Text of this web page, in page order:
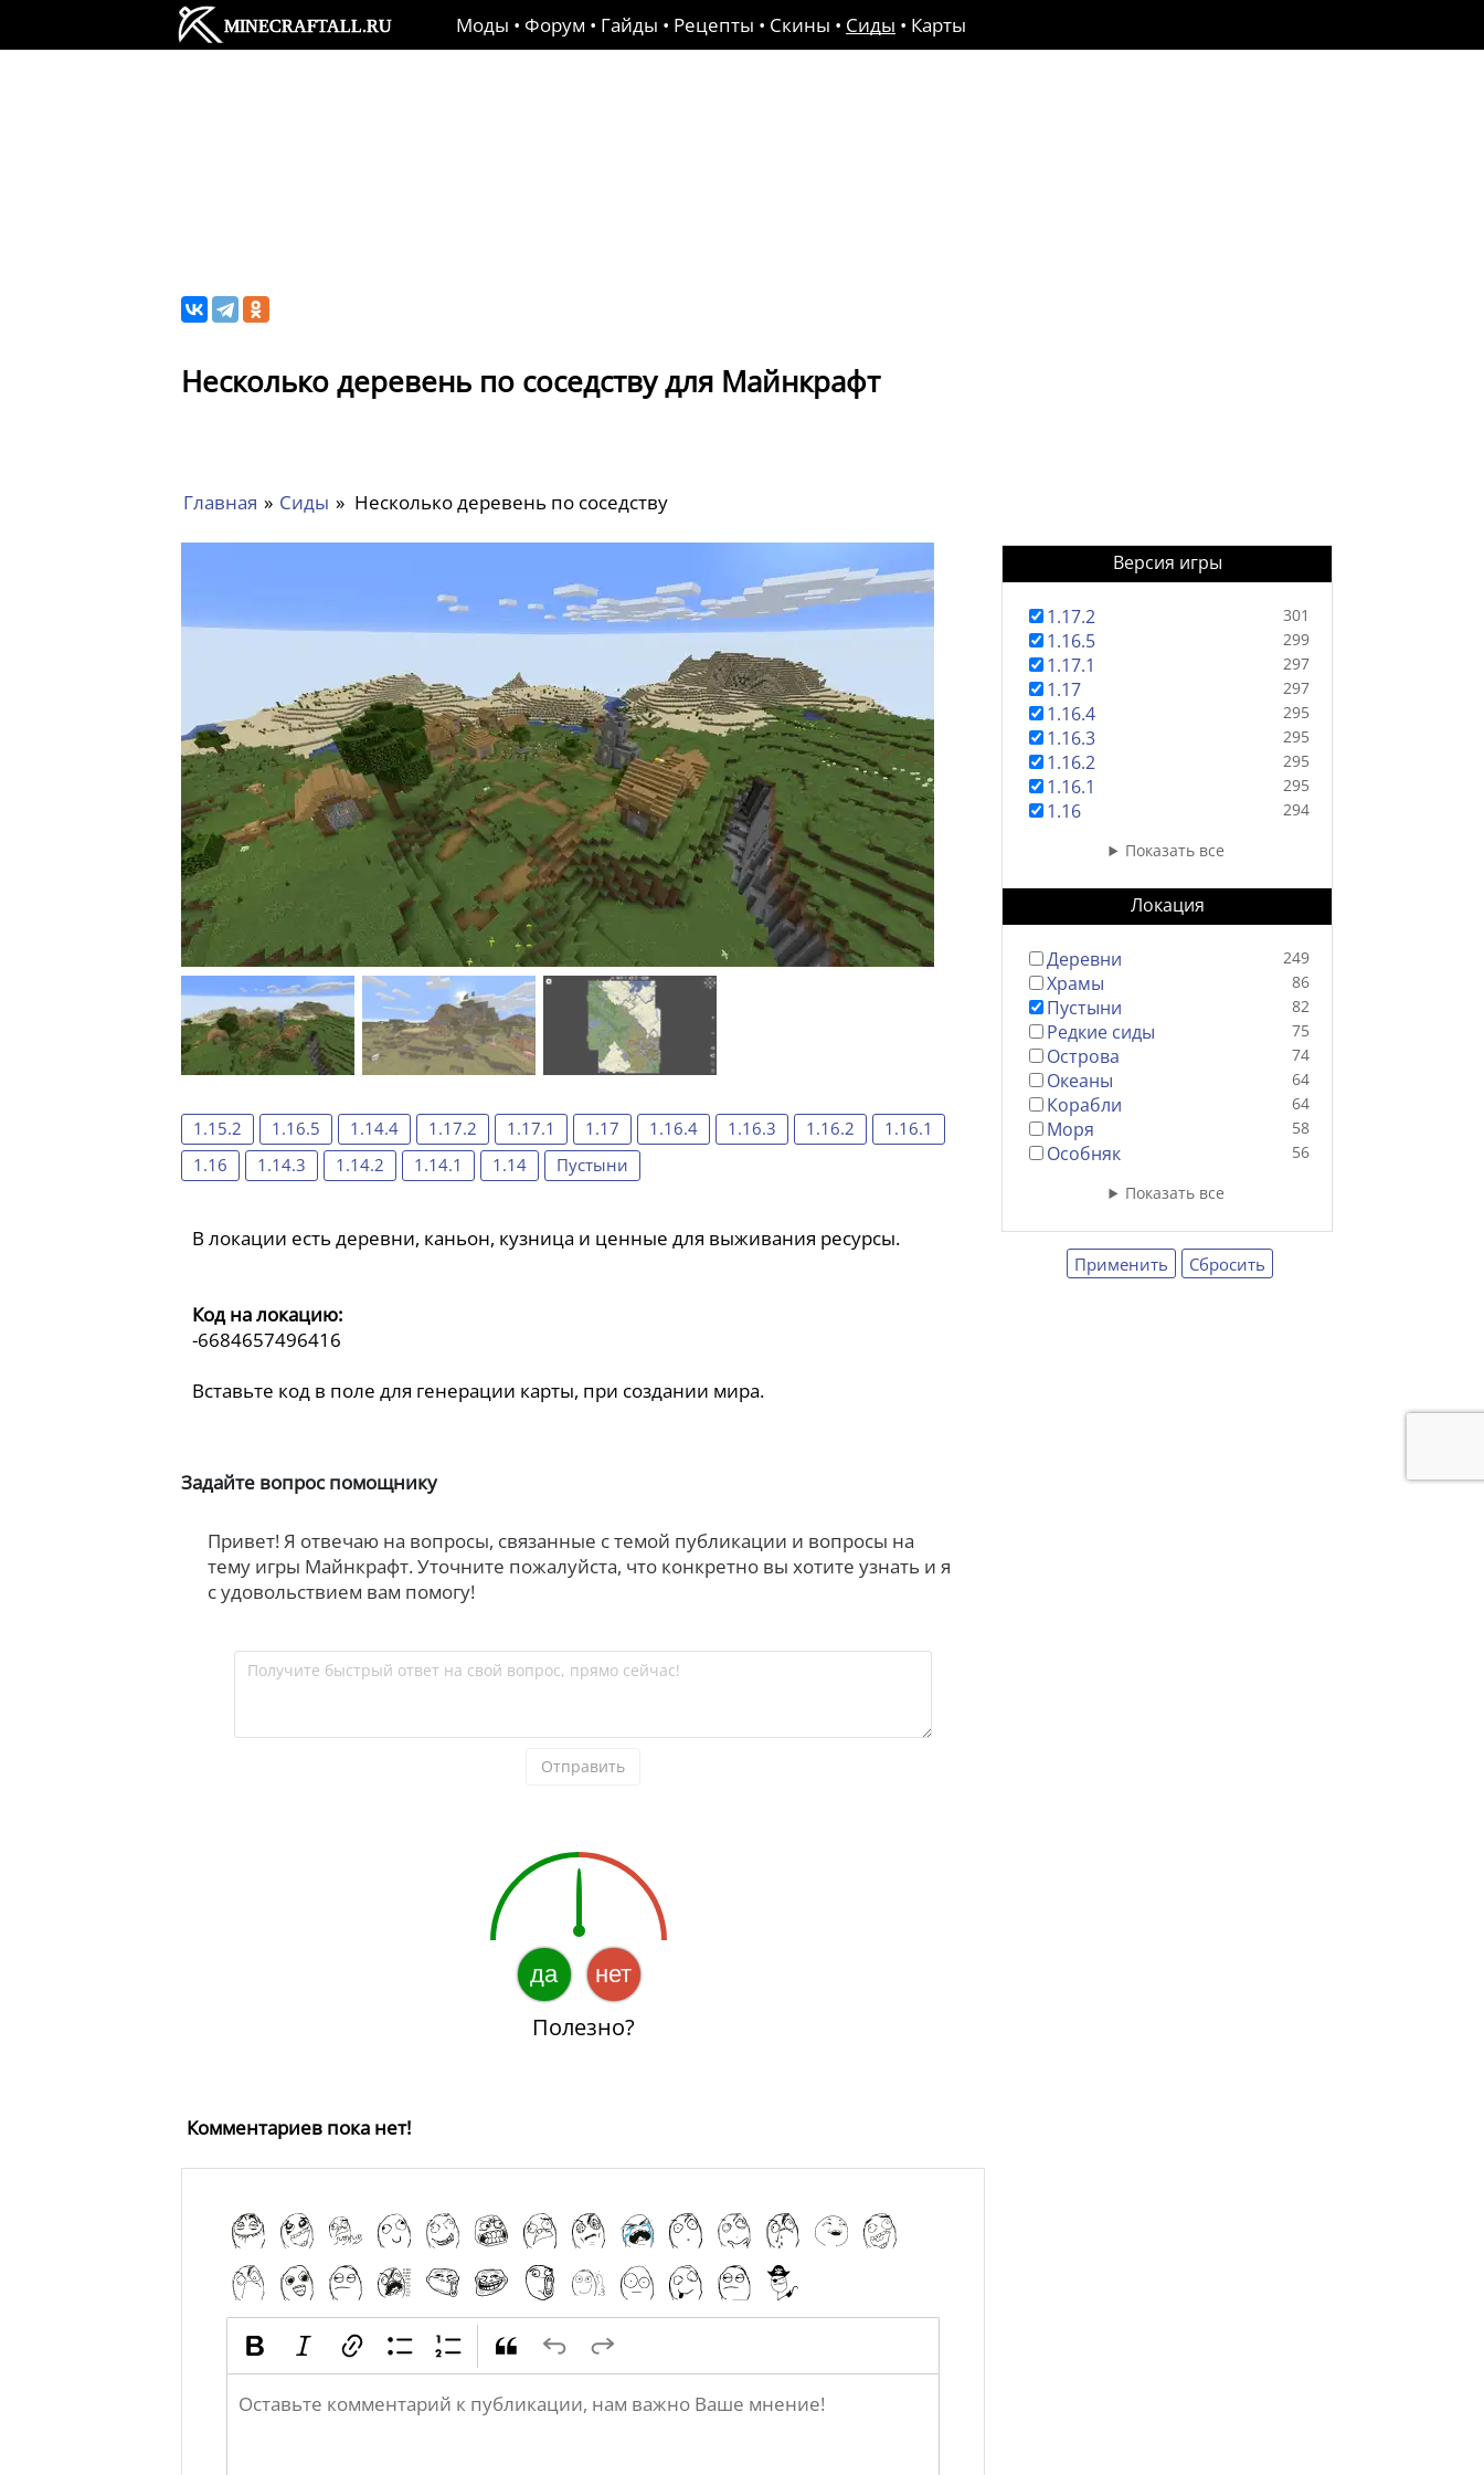
Моды • Форум • Гайды • Рецепты • Скины • Сиды • Карты
Несколько деревень по соседству для Майнкрафт
Главная » Сиды » Несколько деревень по соседству
1.15.2 1.16.5 1.14.4 1.17.2 1.17.1 1.17 1.16.4 1.16.3 1.16.2
1.16.1
1.16
1.14.3 1.14.2 1.14.1 1.14 Пустыни
В локации есть деревни, каньон, кузница и ценные для выживания ресурсы.
Код на локацию:
-6684657496416
Вставьте код в поле для генерации карты, при создании мира.
Задайте вопрос помощнику
Привет! Я отвечаю на вопросы, связанные с темой публикации и вопросы на
тему игры Майнкрафт. Уточните пожалуйста, что конкретно вы хотите узнать и я
с удовольствием вам помогу!
Получите быстрый ответ на свой вопрос, прямо сейчас!
Отправить
да нет
Полезно?
Комментариев пока нет!
Версия игры
1.17.2 301
1.16.5 299
1.17.1 297
1.17 297
1.16.4 295
1.16.3 295
1.16.2 295
1.16.1 295
1.16
294
Показать все
Локация
Деревни 249
Храмы 86
Пустыни 82
Редкие сиды 75
Острова 74
Океаны 64
Корабли 64
Моря 58
Особняк
56
Показать все